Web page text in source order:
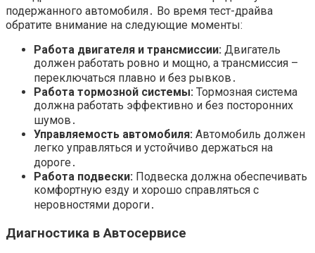
подержанного автомобиля․ Во время тест-драйва
обратите внимание на следующие моменты:
Работа двигателя и трансмиссии: Двигатель
должен работать ровно и мощно, а трансмиссия –
переключаться плавно и без рывков․
Работа тормозной системы: Тормозная система
должна работать эффективно и без посторонних
шумов․
Управляемость автомобиля: Автомобиль должен
легко управляться и устойчиво держаться на
дороге․
Работа подвески: Подвеска должна обеспечивать
комфортную езду и хорошо справляться с
неровностями дороги․
Диагностика в Автосервисе